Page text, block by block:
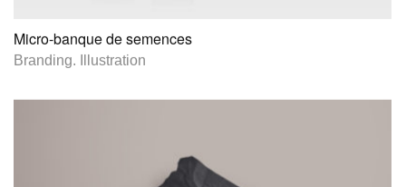
Micro-banque de semences
Branding. Illustration